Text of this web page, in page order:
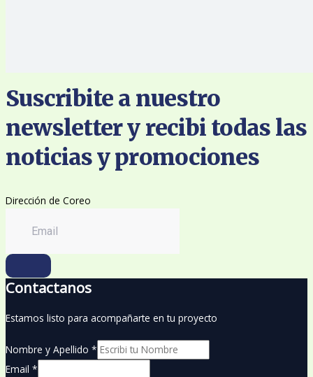
Suscribite a nuestro
newsletter y recibi todas las
noticias y promociones
Dirección de Coreo
Contactanos
Estamos listo para acompañarte en tu proyecto
Nombre y Apellido *
Email *